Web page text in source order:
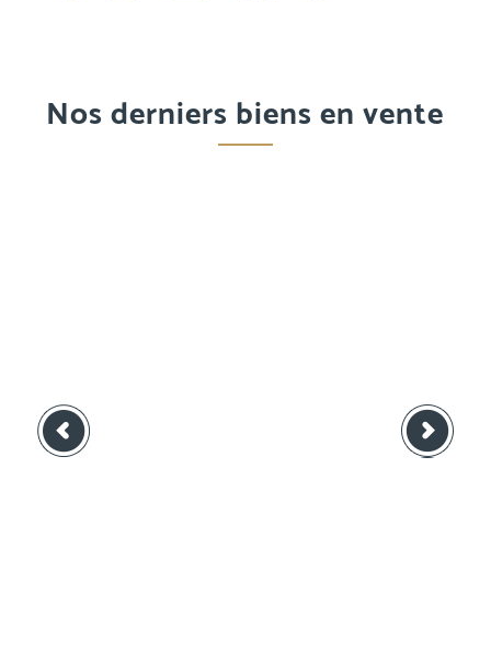
Nos derniers biens en vente